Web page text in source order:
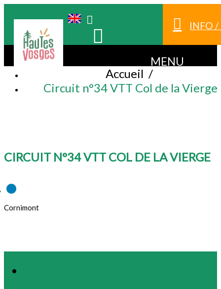
INFO
MENU
Accueil /
Circuit n°34 VTT Col de la Vierge
CIRCUIT N°34 VTT COL DE LA VIERGE
Cornimont